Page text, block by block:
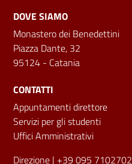
DOVE SIAMO
Monastero dei Benedettini
Piazza Dante, 32
95124 - Catania
CONTATTI
Appuntamenti direttore
Servizi per gli studenti
Uffici Amministrativi
Direzione | +39 095 7102702